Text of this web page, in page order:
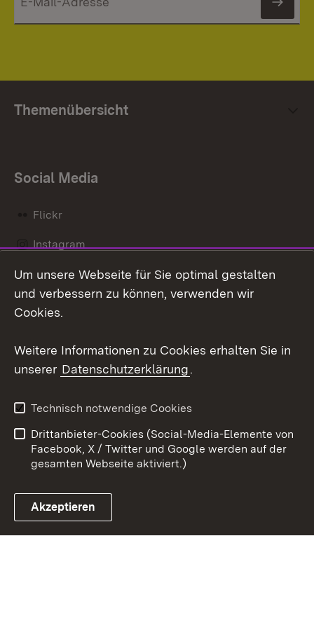
Themenübersicht
Social Media
Flickr
Instagram
Social Wall
Link zum Landesportal
Barrierefreiheit
Benutzungshinweise
Impressum
Cookies
Um unsere Webseite für Sie optimal gestalten
und verbessern zu können, verwenden wir
Cookies.
Weitere Informationen zu Cookies erhalten Sie in
unserer Datenschutzerklärung.
Technisch notwendige Cookies
Drittanbieter-Cookies (Social-Media-Elemente von
Facebook, X / Twitter und Google werden auf der
gesamten Webseite aktiviert.)
Akzeptieren